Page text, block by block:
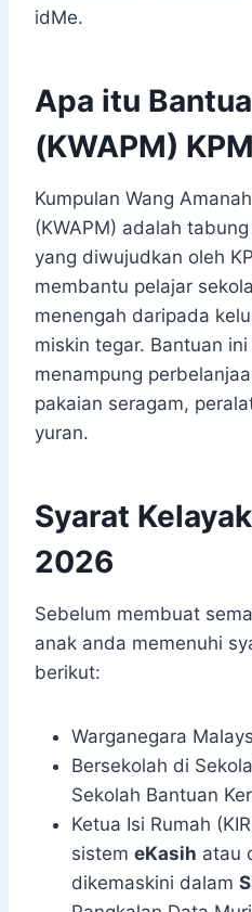
idMe.
Apa itu
(KWAPM)
Kumpulan Wang
(KWAPM) adalah
yang diwujudkan oleh
membantu pelajar
menengah daripada
miskin tegar. Bantuan
menampung
pakaian seragam,
yuran.
Syarat
2026
Sebelum membuat
anak anda memenuhi
berikut:
Warganegara
Bersekolah di
Sekolah Bantuan
Ketua Isi Rumah
sistem eKasih atau
dikemaskini dalam